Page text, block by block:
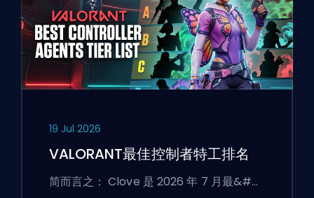
19 Jul 2026
VALORANT最佳控制者特工排名
简而言之： Clove 是 2026 年 7 月最&#…